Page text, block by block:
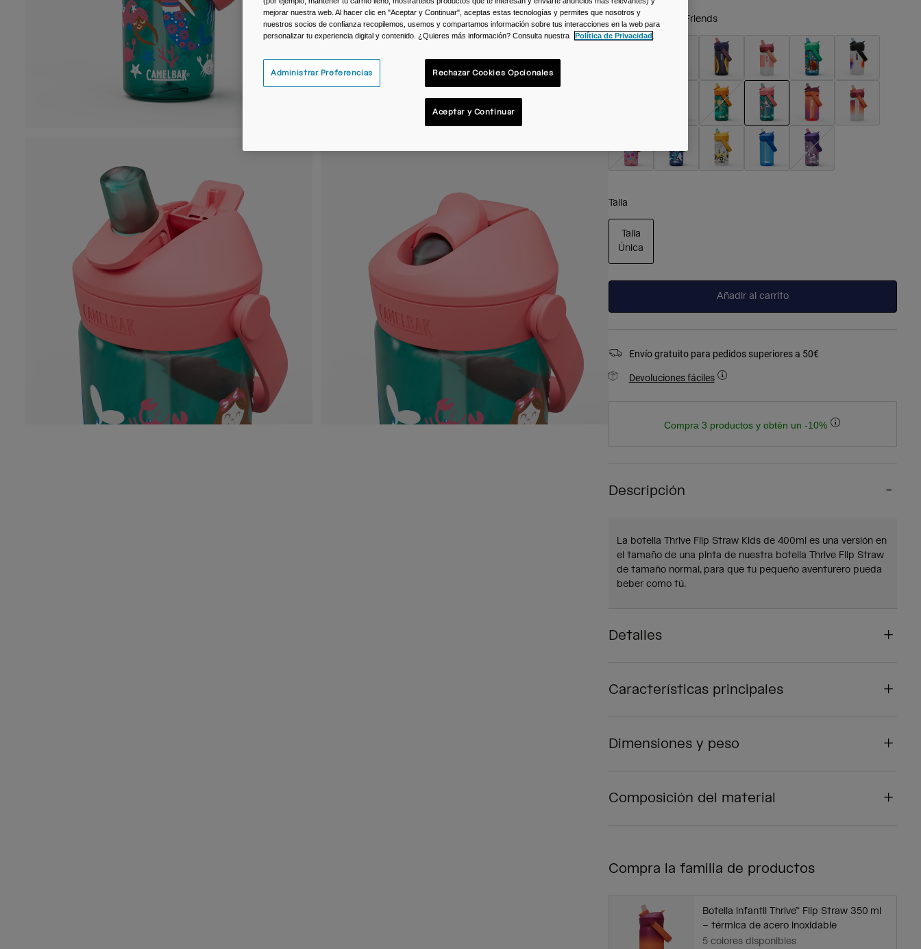
Color - Mermaid Friends
seleccionado
Talla
Talla
Única
Añadir al carrito
Envío gratuito para pedidos superiores a 50€
Devoluciones fáciles
Compra 3 productos y obtén un -10%
Descripción
La botella Thrive Flip Straw Kids de 400ml es una versión en
el tamaño de una pinta de nuestra botella Thrive Flip Straw
de tamaño normal, para que tu pequeño aventurero pueda
beber como tú.
Detalles
Características principales
Dimensiones y peso
Composición del material
Compra la familia de productos
Botella infantil Thrive™ Flip Straw 350 ml
– térmica de acero inoxidable
5 colores disponibles
mejorar nuestra web. Al hacer clic en "Aceptar y Continuar", aceptas estas tecnologías y permites que nosotros y
nuestros socios de confianza recopilemos, usemos y compartamos información sobre tus interacciones en la web para
personalizar tu experiencia digital y contenido. ¿Quieres más información? Consulta nuestra
Política de Privacidad
Administrar Preferencias Rechazar Cookies Opcionales
Aceptar y Continuar